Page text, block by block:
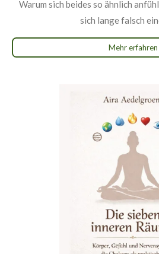
Warum sich beides so ähnlich
sich lange falsch
Mehr erfahren